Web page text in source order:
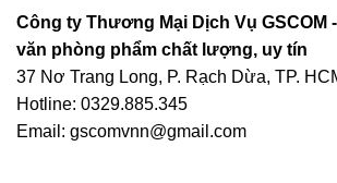
Công ty Thương Mại Dịch Vụ GSCOM
văn phòng phẩm chất lượng, uy tín
37 Nơ Trang Long, P. Rạch Dừa, TP.
Hotline: 0329.885.345
Email: gscomvnn@gmail.com